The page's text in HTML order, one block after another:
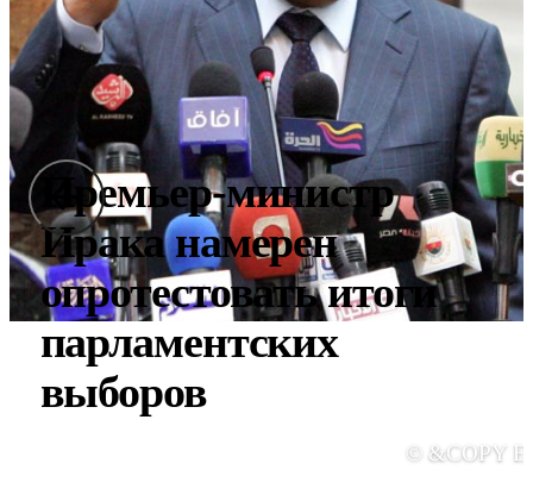
Премьер-министр
Ирака намерен
опротестовать итоги
парламентских
выборов
© &COPY